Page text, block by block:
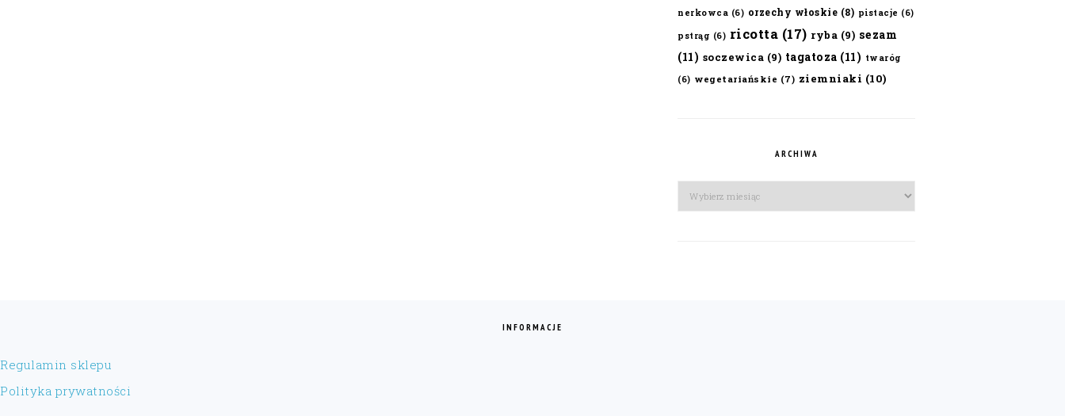
nerkowca (6) orzechy włoskie (8) pistacje (6)
pstrąg (6) ricotta (17) ryba (9) sezam
(11) soczewica (9) tagatoza (11) twaróg
(6) wegetariańskie (7) ziemniaki (10)
ARCHIWA
Archiwa
INFORMACJE
Regulamin sklepu
Polityka prywatności